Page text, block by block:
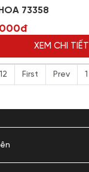
73358
XEM CHI TIẾT
First Prev 1